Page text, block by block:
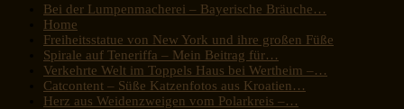
Bei der Lumpenmacherei – Bayerische Bräuche…
Home
Freiheitsstatue von New York und ihre großen Füße
Spirale auf Teneriffa – Mein Beitrag für…
Verkehrte Welt im Toppels Haus bei Wertheim –…
Catcontent – Süße Katzenfotos aus Kroatien…
Herz aus Weidenzweigen vom Polarkreis –…